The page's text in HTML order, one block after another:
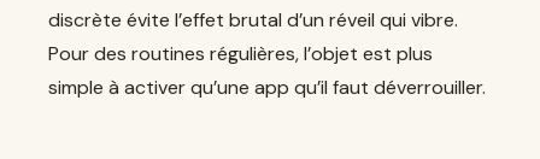
discrète évite l’effet brutal d’un réveil qui vibre.
Pour des routines régulières, l’objet est plus
simple à activer qu’une app qu’il faut déverrouiller.